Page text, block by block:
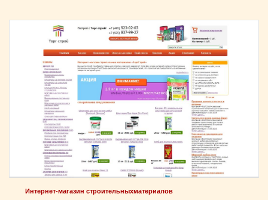
Интернет-магазин строительныхматериалов